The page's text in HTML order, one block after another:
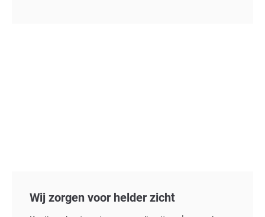
Wij zorgen voor helder zicht